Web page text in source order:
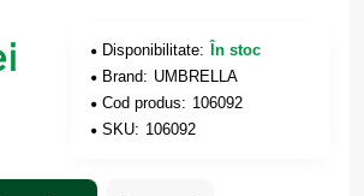
Disponibilitate:
În stoc
Brand: UMBRELLA
Cod produs: 106092
SKU: 106092